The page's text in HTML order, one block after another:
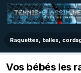
Raquettes, balles,
Vos bébés les